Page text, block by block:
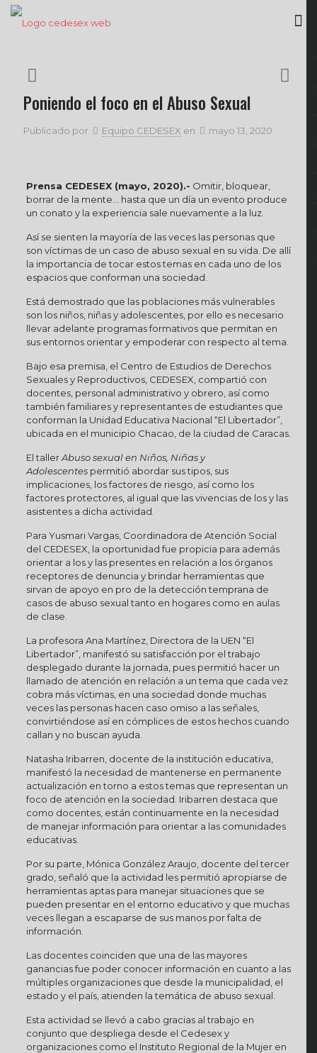
Poniendo el foco en el Abuso Sexual
Publicado por Equipo CEDESEX en mayo 13, 2020
Prensa CEDESEX (mayo, 2020).- Omitir, bloquear,
borrar de la mente… hasta que un día un evento produce
un conato y la experiencia sale nuevamente a la luz.
Así se sienten la mayoría de las veces las personas que
son víctimas de un caso de abuso sexual en su vida. De allí
la importancia de tocar estos temas en cada uno de los
espacios que conforman una sociedad.
Está demostrado que las poblaciones más vulnerables
son los niños, niñas y adolescentes, por ello es necesario
llevar adelante programas formativos que permitan en
sus entornos orientar y empoderar con respecto al tema.
Bajo esa premisa, el Centro de Estudios de Derechos
Sexuales y Reproductivos, CEDESEX, compartió con
docentes, personal administrativo y obrero, así como
también familiares y representantes de estudiantes que
conforman la Unidad Educativa Nacional “El Libertador”,
ubicada en el municipio Chacao, de la ciudad de Caracas.
El tallerAbuso sexual en Niños, Niñas y
Adolescentespermitió abordar sus tipos, sus
implicaciones, los factores de riesgo, así como los
factores protectores, al igual que las vivencias de los y las
asistentes a dicha actividad.
Para Yusmari Vargas, Coordinadora de Atención Social
del CEDESEX, la oportunidad fue propicia para además
orientar a los y las presentes en relación a los órganos
receptores de denuncia y brindar herramientas que
sirvan de apoyo en pro de la detección temprana de
casos de abuso sexual tanto en hogares como en aulas
de clase.
La profesora Ana Martínez, Directora de la UEN “El
Libertador”, manifestó su satisfacción por el trabajo
desplegado durante la jornada, pues permitió hacer un
llamado de atención en relación a un tema que cada vez
cobra más víctimas, en una sociedad donde muchas
veces las personas hacen caso omiso a las señales,
convirtiéndose así en cómplices de estos hechos cuando
callan y no buscan ayuda.
Natasha Iribarren, docente de la institución educativa,
manifestó la necesidad de mantenerse en permanente
actualización en torno a estos temas que representan un
foco de atención en la sociedad. Iribarren destaca que
como docentes, están continuamente en la necesidad
de manejar información para orientar a las comunidades
educativas.
Por su parte, Mónica González Araujo, docente del tercer
grado, señaló que la actividad les permitió apropiarse de
herramientas aptas para manejar situaciones que se
pueden presentar en el entorno educativo y que muchas
veces llegan a escaparse de sus manos por falta de
información.
Las docentes coinciden que una de las mayores
ganancias fue poder conocer información en cuanto a las
múltiples organizaciones que desde la municipalidad, el
estado y el país, atienden la temática de abuso sexual.
Esta actividad se llevó a cabo gracias al trabajo en
conjunto que despliega desde el Cedesex y
organizaciones como el Instituto Regional de la Mujer en